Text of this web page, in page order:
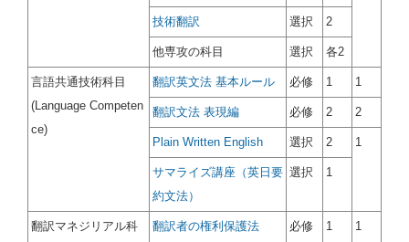
技術翻訳 選択 2
他専攻の科目 選択 各2
言語共通技術科目
(Language Competen
ce)
翻訳英文法 基本ルール 必修 1 1
翻訳文法 表現編 必修 2 2
Plain Written English 選択 2 1
サマライズ講座（英日要
約文法）
選択 1
翻訳マネジリアル科
翻訳者の権利保護法 必修 1 1